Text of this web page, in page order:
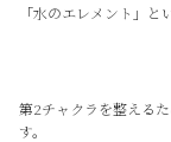
「水のエレメント」と
第2チャクラを整える
す。